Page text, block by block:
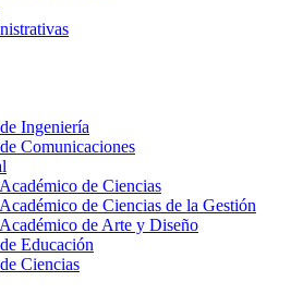
Ingeniería
Comunicaciones
de Ciencias
de Ciencias de la Gestión
de Arte y Diseño
Educación
Ciencias